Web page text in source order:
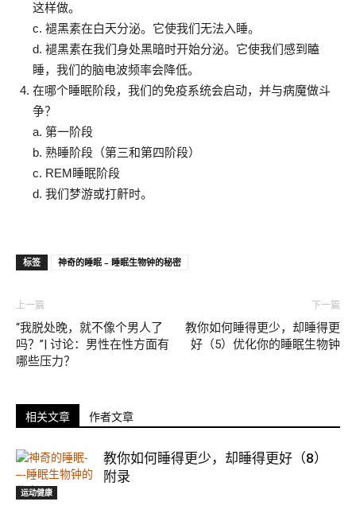
这样做。
c. 褪黑素在白天分泌。它使我们无法入睡。
d. 褪黑素在我们身处黑暗时开始分泌。它使我们感到瞌
睡，我们的脑电波频率会降低。
在哪个睡眠阶段，我们的免疫系统会启动，并与病魔做斗
争？
a. 第一阶段
b. 熟睡阶段（第三和第四阶段）
c. REM睡眠阶段
d. 我们梦游或打鼾时。
标签 神奇的睡眠 – 睡眠生物钟的秘密
上一篇
“我脱处晚，就不像个男人了
吗？”| 讨论：男性在性方面有
哪些压力？
下一篇
教你如何睡得更少，却睡得更
好（5）优化你的睡眠生物钟
相关文章 作者文章
运动健康
教你如何睡得更少，却睡得更好（8）
附录